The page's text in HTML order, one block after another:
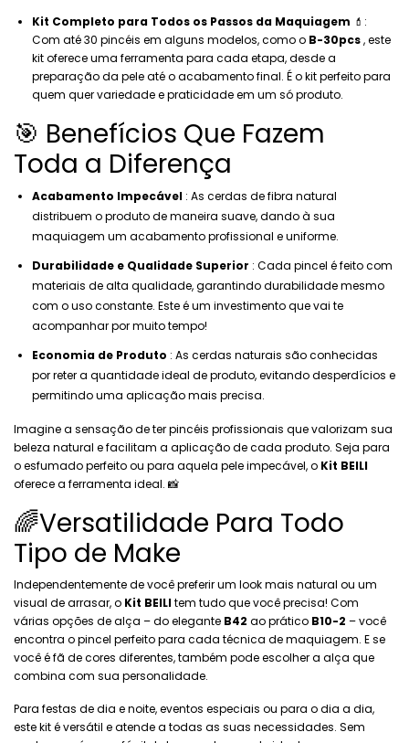
Kit Completo para Todos os Passos da Maquiagem 💄:
Com até 30 pincéis em alguns modelos, como o B-30pcs, este
kit oferece uma ferramenta para cada etapa, desde a
preparação da pele até o acabamento final. É o kit perfeito para
quem quer variedade e praticidade em um só produto.
🎯 Benefícios Que Fazem
Toda a Diferença
Acabamento Impecável : As cerdas de fibra natural
distribuem o produto de maneira suave, dando à sua
maquiagem um acabamento profissional e uniforme.
Durabilidade e Qualidade Superior : Cada pincel é feito com
materiais de alta qualidade, garantindo durabilidade mesmo
com o uso constante. Este é um investimento que vai te
acompanhar por muito tempo!
Economia de Produto : As cerdas naturais são conhecidas
por reter a quantidade ideal de produto, evitando desperdícios e
permitindo uma aplicação mais precisa.
Imagine a sensação de ter pincéis profissionais que valorizam sua
beleza natural e facilitam a aplicação de cada produto. Seja para
o esfumado perfeito ou para aquela pele impecável, o Kit BEILI
oferece a ferramenta ideal. 📸
🌈Versatilidade Para Todo
Tipo de Make
Independentemente de você preferir um look mais natural ou um
visual de arrasar, o Kit BEILItem tudo que você precisa! Com
várias opções de alça – do elegante B42 ao prático B10-2 – você
encontra o pincel perfeito para cada técnica de maquiagem. E se
você é fã de cores diferentes, também pode escolher a alça que
combina com sua personalidade.
Para festas de dia e noite, eventos especiais ou para o dia a dia,
este kit é versátil e atende a todas as suas necessidades. Sem